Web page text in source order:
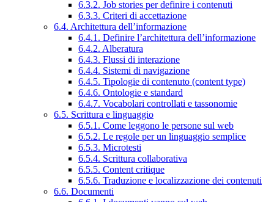
6.3.2. Job stories per definire i contenuti
6.3.3. Criteri di accettazione
6.4. Architettura dell’informazione
6.4.1. Definire l’architettura dell’informazione
6.4.2. Alberatura
6.4.3. Flussi di interazione
6.4.4. Sistemi di navigazione
6.4.5. Tipologie di contenuto (content type)
6.4.6. Ontologie e standard
6.4.7. Vocabolari controllati e tassonomie
6.5. Scrittura e linguaggio
6.5.1. Come leggono le persone sul web
6.5.2. Le regole per un linguaggio semplice
6.5.3. Microtesti
6.5.4. Scrittura collaborativa
6.5.5. Content critique
6.5.6. Traduzione e localizzazione dei contenuti
6.6. Documenti